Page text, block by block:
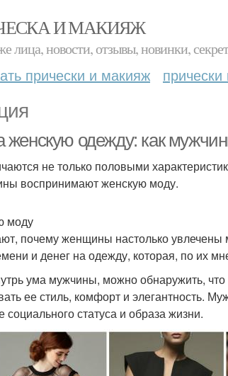
И МАКИЯЖ
лица, новости, отзывы, новинки,
прически и макияж
женскую одежду: как
не только половыми
воспринимают женскую моду.
моду
почему женщины настолько увлечены
и денег на одежду, которая, по их
ума мужчины, можно обнаружить,
ее стиль, комфорт и элегантность.
статуса и образа жизни.